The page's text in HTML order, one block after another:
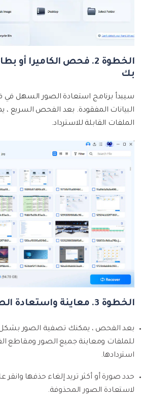
بك
سيبدأ برنامج استعادة الصور السهل
البيانات المفقودة. بعد الفحص السريع
الملفات القابلة للاسترداد.
الخطوة 3. معاينة واستعادة الصور الرقمية
بعد الفحص ، يمكنك تصفية الصور
للملفات ومعاينة جميع الصور ومقاطع
استردادها.
حدد صورة أو أكثر تريد إلغاء حذفها وانقر
لاستعادة الصور المحذوفة.